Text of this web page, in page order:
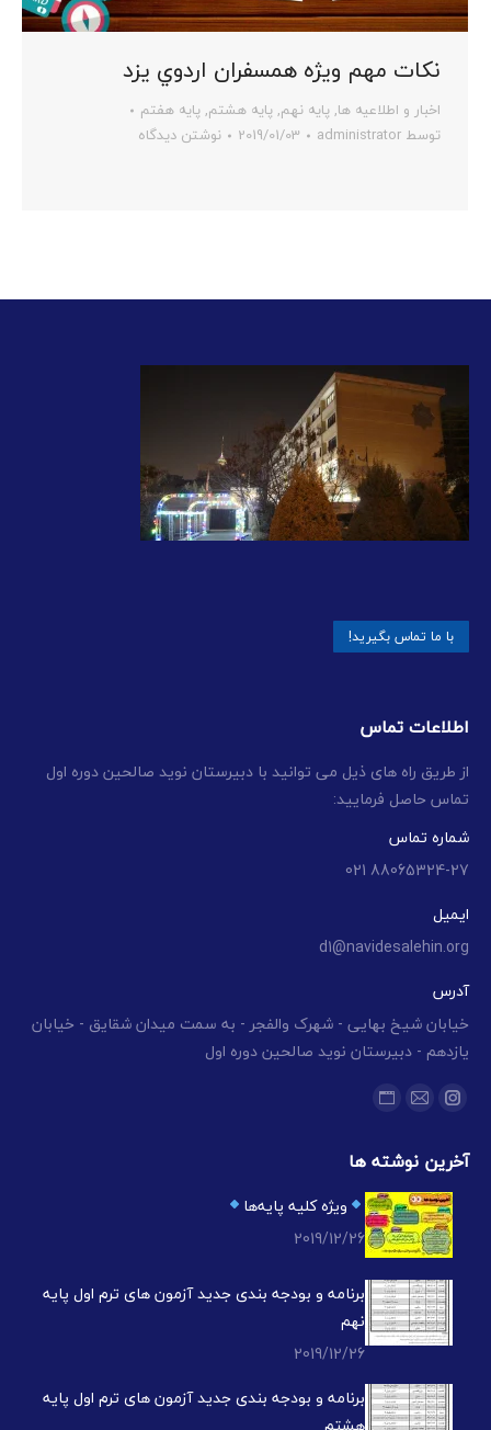
نکات مهم ویژه همسفران اردوي يزد
اخبار و اطلاعیه ها,پایه نهم,پایه هشتم,پایه هفتم
توسط administrator
2019/01/03 نوشتن دیدگاه
با ما تماس بگیرید!
اطلاعات تماس
از طریق راه های ذیل می توانید با دبیرستان نوید صالحین دوره اول
تماس حاصل فرمایید:
شماره تماس
88065324-27 021
ایمیل
d1@navidesalehin.org
آدرس
خیابان شیخ بهایی - شهرک والفجر - به سمت میدان شقایق - خیابان
یازدهم - دبیرستان نوید صالحین دوره اول
ما را دنبال کنید در:
اینستاگرام
کردن
برگه
در
پنجره
جدید
ایمیل
کردن
برگه
در
پنجره
جدید
وبسایت
کردن
برگه
در
پنجره
جدید
آخرین نوشته ها
ویژه کلیه پایه‌ها
2019/12/26
برنامه و بودجه بندی جدید آزمون های ترم اول پایه
نهم
2019/12/26
برنامه و بودجه بندی جدید آزمون های ترم اول پایه